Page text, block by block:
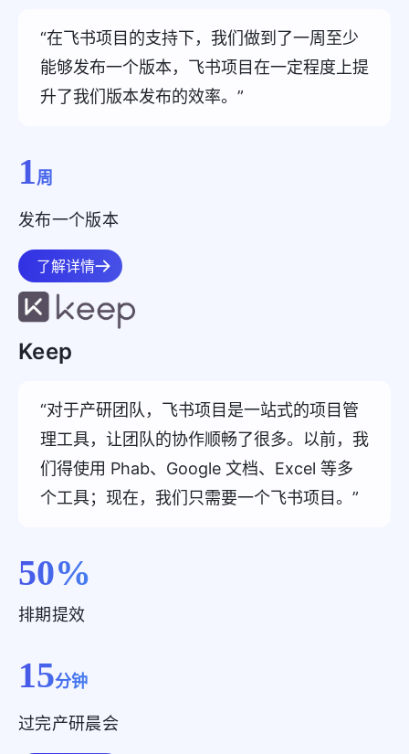
“在飞书项目的支持下，我们做到了一周至少
能够发布一个版本，飞书项目在一定程度上提
升了我们版本发布的效率。”
1周
发布一个版本
了解详情
Keep
“对于产研团队，飞书项目是一站式的项目管
理工具，让团队的协作顺畅了很多。以前，我
们得使用 Phab、Google 文档、Excel 等多
个工具；现在，我们只需要一个飞书项目。”
50%
排期提效
15分钟
过完产研晨会